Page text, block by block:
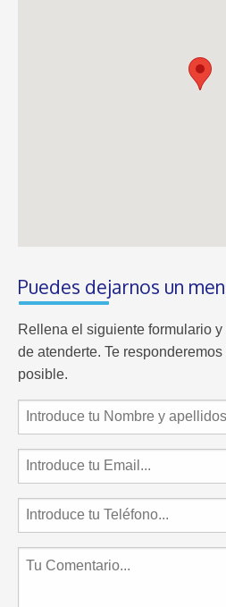
Puedes dejarnos un
Rellena el siguiente formulario
de atenderte. Te
posible.